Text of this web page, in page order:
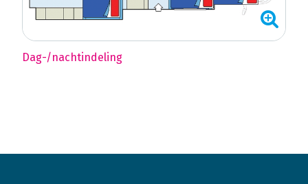
Dag-/nachtindeling